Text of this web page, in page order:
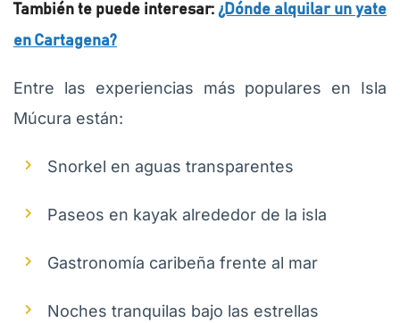
También te puede interesar: ¿Dónde alquilar un yate
en Cartagena?
Entre las experiencias más populares en Isla
Múcura están:
Snorkel en aguas transparentes
Paseos en kayak alrededor de la isla
Gastronomía caribeña frente al mar
Noches tranquilas bajo las estrellas